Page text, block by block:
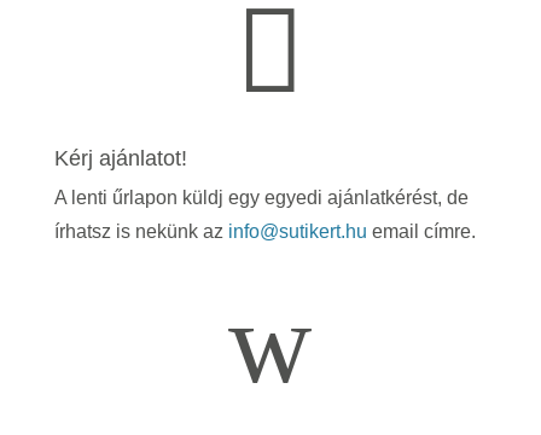

Kérj ajánlatot!
A lenti űrlapon küldj egy egyedi ajánlatkérést, de
írhatsz is nekünk az info@sutikert.hu email címre.
w